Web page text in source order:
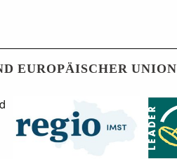
EUROPÄISCHER UNION